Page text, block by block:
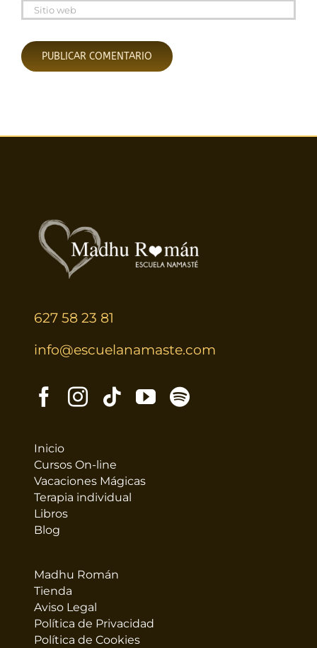
627 58 23 81
info@escuelanamaste.com
Inicio
Cursos On-line
Vacaciones Mágicas
Terapia individual
Libros
Blog
Madhu Román
Tienda
Aviso Legal
Política de Privacidad
Política de Cookies